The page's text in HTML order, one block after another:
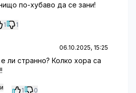
по-хубаво да се зани!
1 1
06.10.2025, 15:25
ли странно? Колко хора са
1 0